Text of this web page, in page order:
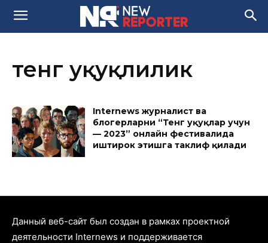
тенг ҳуқуқлилик
Internews журналист ва
блогерларни “Тенг ҳуқуқлар учун
— 2023” онлайн фестивалида
иштирок этишга таклиф қилади
Данный веб-сайт был создан в рамках проектной
деятельности Internews и поддерживается